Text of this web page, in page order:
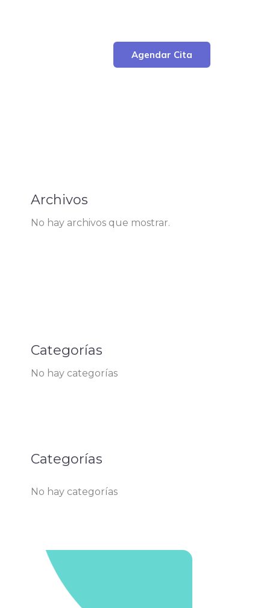
Agendar Cita
Archivos
No hay archivos que mostrar.
Categorías
No hay categorías
Categorías
No hay categorías